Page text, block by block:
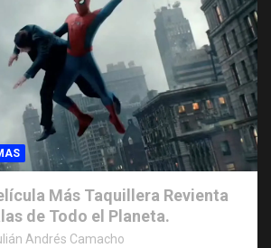
Más Taquillera Revienta
de Todo el Planeta.
Andrés Camacho